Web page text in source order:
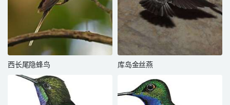
西长尾隐蜂鸟 库岛金丝燕